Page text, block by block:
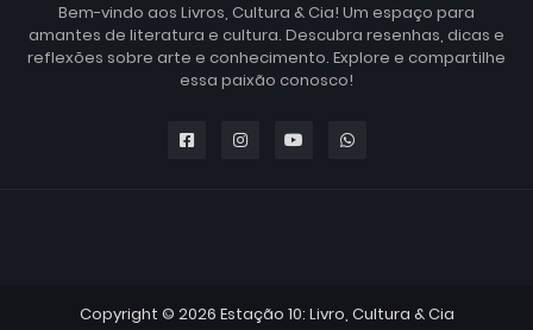
Bem-vindo aos Livros, Cultura & Cia! Um espaço para
amantes de literatura e cultura. Descubra resenhas, dicas e
reflexões sobre arte e conhecimento. Explore e compartilhe
essa paixão conosco!
Copyright © 2026 Estação 10: Livro, Cultura & Cia